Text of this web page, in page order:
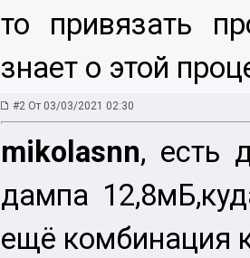
то привязать
знает о этой
#2 От 03/03/2021 02:30
mikolasnn, есть
дампа
ещё комбинация